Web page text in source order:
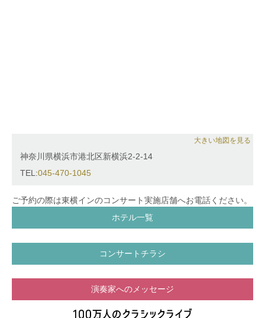
大きい地図を見る
神奈川県横浜市港北区新横浜2-2-14
TEL:045-470-1045
ご予約の際は東横インのコンサート実施店舗へお電話ください。
ホテル一覧
コンサートチラシ
演奏家へのメッセージ